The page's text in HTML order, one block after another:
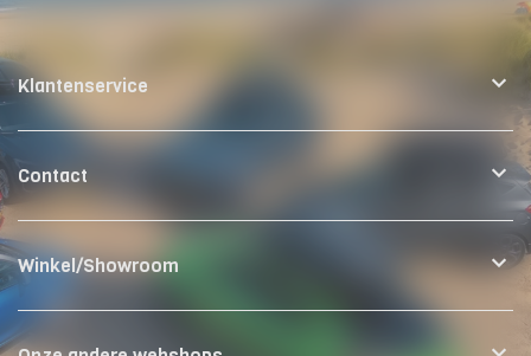
Klantenservice
Contact
Winkel/Showroom